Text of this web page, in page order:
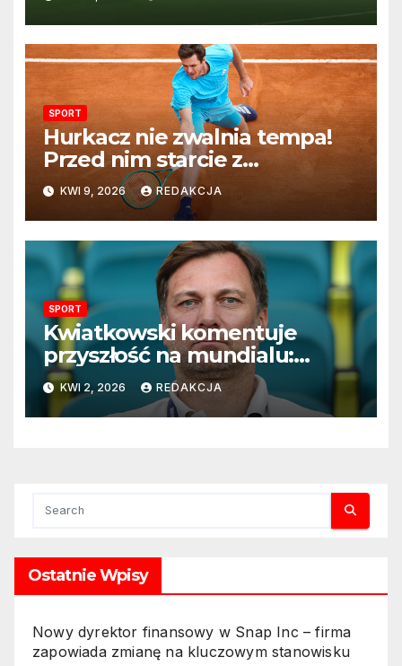
SPORT
Hurkacz nie zwalnia tempa!
Przed nim starcie z
Vacherotem w trzeciej
rundzie Monte Carlo
KWI 9, 2026 REDAKCJA
SPORT
Kwiatkowski komentuje
przyszłość na mundialu:
„Rozważamy rezygnację”
KWI 2, 2026 REDAKCJA
Ostatnie Wpisy
Nowy dyrektor finansowy w Snap Inc – firma
zapowiada zmianę na kluczowym stanowisku